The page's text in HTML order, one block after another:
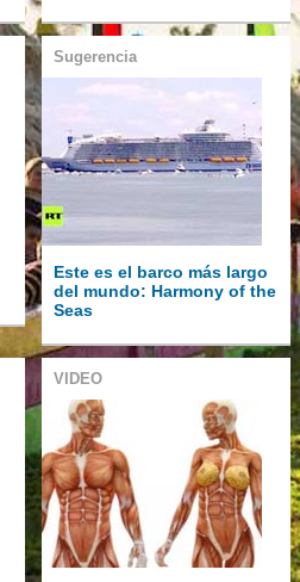
Sugerencia
Este es el barco más largo
del mundo: Harmony of the
Seas
VIDEO